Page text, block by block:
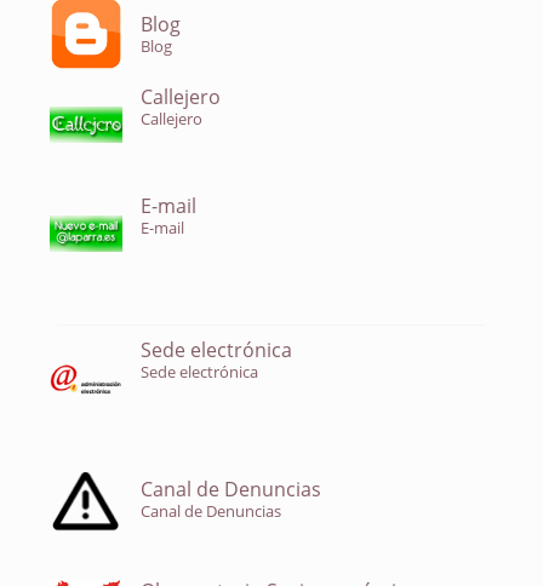
Blog
Blog
Callejero
Callejero
E-mail
E-mail
Sede electrónica
Sede electrónica
Canal de Denuncias
Canal de Denuncias